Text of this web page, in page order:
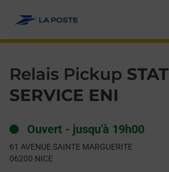
Relais Pickup
SERVICE ENI
Ouvert - jusqu'à 19h00
61 AVENUE SAINTE MARGUERITE
06200 NICE